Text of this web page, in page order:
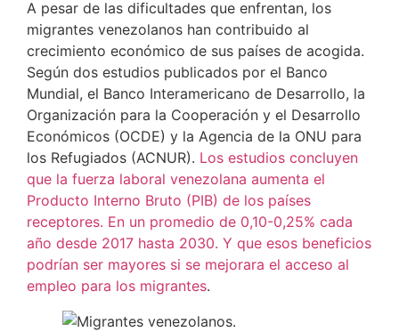
A pesar de las dificultades que enfrentan, los
migrantes venezolanos han contribuido al
crecimiento económico de sus países de acogida.
Según dos estudios publicados por el Banco
Mundial, el Banco Interamericano de Desarrollo, la
Organización para la Cooperación y el Desarrollo
Económicos (OCDE) y la Agencia de la ONU para
los Refugiados (ACNUR). Los estudios concluyen
que la fuerza laboral venezolana aumenta el
Producto Interno Bruto (PIB) de los países
receptores. En un promedio de 0,10-0,25% cada
año desde 2017 hasta 2030. Y que esos beneficios
podrían ser mayores si se mejorara el acceso al
empleo para los migrantes.